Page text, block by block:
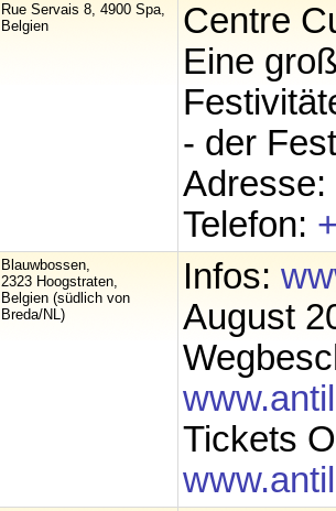
Rue Servais 8, 4900 Spa,
Belgien
Centre
Eine
- der
Adresse:
Telefon:
Blauwbossen,
2323 Hoogstraten,
Belgien (südlich von
Breda/NL)
Infos:
August
Tickets